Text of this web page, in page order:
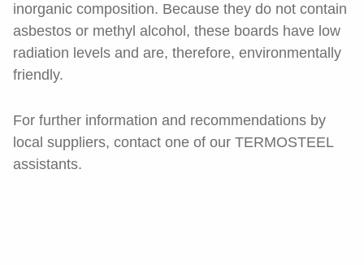
inorganic composition. Because they do not contain
asbestos or methyl alcohol, these boards have low
radiation levels and are, therefore, environmentally
friendly.
For further information and recommendations by
local suppliers, contact one of our TERMOSTEEL
assistants.